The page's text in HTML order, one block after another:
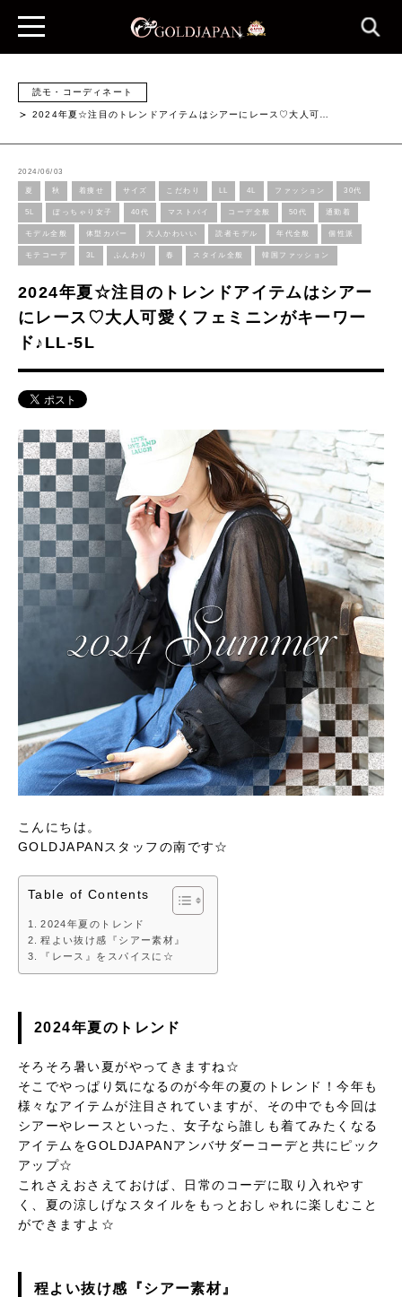
読モ・コーディネート
2024年夏☆注目のトレンドアイテムはシアーにレース♡大人可…
2024/06/03
夏 秋 着痩せ サイズ こだわり LL 4L ファッション 30代
5L ぽっちゃり女子 40代 マストバイ コーデ全般 50代 通勤着
モデル全般 体型カバー 大人かわいい 読者モデル 年代全般 個性派
モテコーデ 3L ふんわり 春 スタイル全般 韓国ファッション
2024年夏☆注目のトレンドアイテムはシアー
にレース♡大人可愛くフェミニンがキーワー
ド♪LL-5L
こんにちは。
GOLDJAPANスタッフの南です☆
Table of Contents
2024年夏のトレンド
程よい抜け感『シアー素材』
『レース』をスパイスに☆
2024年夏のトレンド
そろそろ暑い夏がやってきますね☆
そこでやっぱり気になるのが今年の夏のトレンド！今年も
様々なアイテムが注目されていますが、その中でも今回は
シアーやレースといった、女子なら誰しも着てみたくなる
アイテムをGOLDJAPANアンバサダーコーデと共にピック
アップ☆
これさえおさえておけば、日常のコーデに取り入れやす
く、夏の涼しげなスタイルをもっとおしゃれに楽しむこと
ができますよ☆
程よい抜け感『シアー素材』